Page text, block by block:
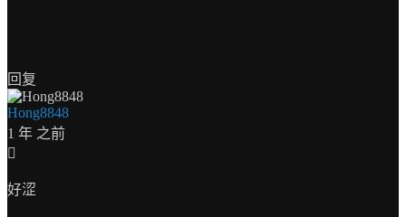
回复
Hong8848
1 年 之前
好涩